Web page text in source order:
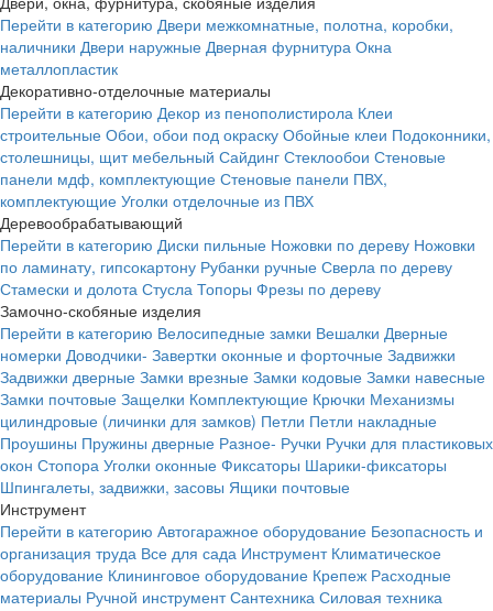
Перейти в категорию Двери межкомнатные, полотна, коробки,
наличники Двери наружные Дверная фурнитура Окна
металлопластик
Декоративно-отделочные материалы
Перейти в категорию Декор из пенополистирола Клеи
строительные Обои, обои под окраску Обойные клеи Подоконники,
столешницы, щит мебельный Сайдинг Стеклообои Стеновые
панели мдф, комплектующие Стеновые панели ПВХ,
комплектующие Уголки отделочные из ПВХ
Деревообрабатывающий
Перейти в категорию Диски пильные Ножовки по дереву Ножовки
по ламинату, гипсокартону Рубанки ручные Сверла по дереву
Стамески и долота Стусла Топоры Фрезы по дереву
Замочно-скобяные изделия
Перейти в категорию Велосипедные замки Вешалки Дверные
номерки Доводчики- Завертки оконные и форточные Задвижки
Задвижки дверные Замки врезные Замки кодовые Замки навесные
Замки почтовые Защелки Комплектующие Крючки Механизмы
цилиндровые (личинки для замков) Петли Петли накладные
Проушины Пружины дверные Разное- Ручки Ручки для пластиковых
окон Стопора Уголки оконные Фиксаторы Шарики-фиксаторы
Шпингалеты, задвижки, засовы Ящики почтовые
Инструмент
Перейти в категорию Автогаражное оборудование Безопасность и
организация труда Все для сада Инструмент Климатическое
оборудование Клининговое оборудование Крепеж Расходные
материалы Ручной инструмент Сантехника Силовая техника